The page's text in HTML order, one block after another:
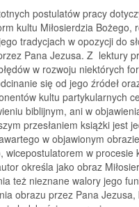
postulatów pracy
kultu Miłosierdzia Bożego,
tradycjach w opozycji do
Pana Jezusa. Z lektury
w rozwoju niektórych
się od jego źródeł
kultu partykularnych
biblijnym, ani w
przesłaniem książki jest
w objawionym
wicepostulatorem w procesie
określa jako obraz
też nieznane walory jego
obrazu przez Pana Jezusa,